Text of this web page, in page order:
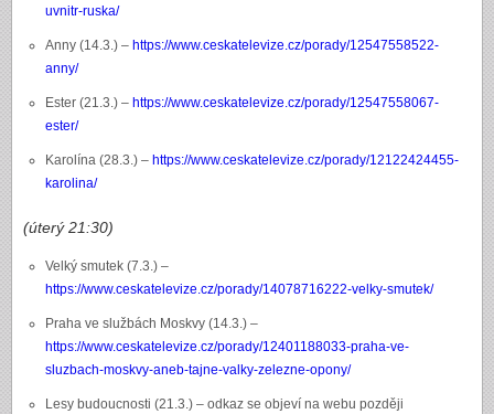
uvnitr-ruska/
Anny (14.3.) – https://www.ceskatelevize.cz/porady/12547558522-
anny/
Ester (21.3.) – https://www.ceskatelevize.cz/porady/12547558067-
ester/
Karolína (28.3.) – https://www.ceskatelevize.cz/porady/12122424455-
karolina/
(úterý 21:30)
Velký smutek (7.3.) –
https://www.ceskatelevize.cz/porady/14078716222-velky-smutek/
Praha ve službách Moskvy (14.3.) –
https://www.ceskatelevize.cz/porady/12401188033-praha-ve-
sluzbach-moskvy-aneb-tajne-valky-zelezne-opony/
Lesy budoucnosti (21.3.) – odkaz se objeví na webu později